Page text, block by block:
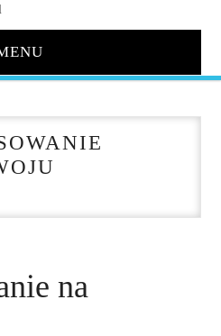
na